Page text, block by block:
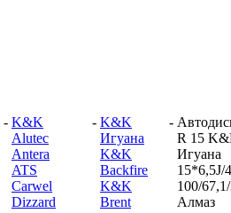
- K&K
Alutec
Antera
ATS
Carwel
Dizzard
- K&K
Игуана
K&K
Backfire
K&K
Brent
-
R 15
Игуана
15*6,5J/
100/
Алмаз